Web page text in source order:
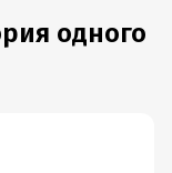
одного